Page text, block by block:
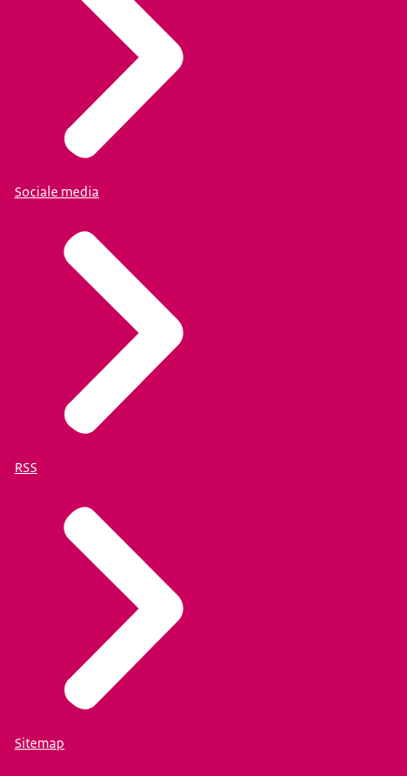
Sociale media
RSS
Sitemap